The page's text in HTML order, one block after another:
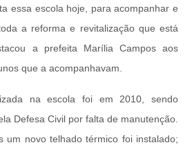
essa escola hoje, para acompanhar e
a reforma e revitalização que está
a prefeita Marília Campos aos
que a acompanhavam.
na escola foi em 2010, sendo
Defesa Civil por falta de manutenção.
um novo telhado térmico foi instalado;